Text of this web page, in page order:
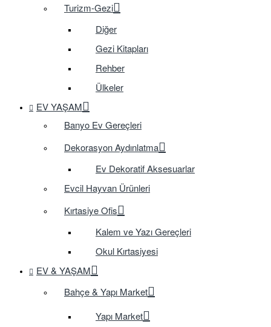
Turizm-Gezi
Diğer
Gezi Kitapları
Rehber
Ülkeler
EV YAŞAM
Banyo Ev Gereçleri
Dekorasyon Aydınlatma
Ev Dekoratif Aksesuarlar
Evcil Hayvan Ürünleri
Kırtasiye Ofis
Kalem ve Yazı Gereçleri
Okul Kırtasiyesi
EV & YAŞAM
Bahçe & Yapı Market
Yapı Market